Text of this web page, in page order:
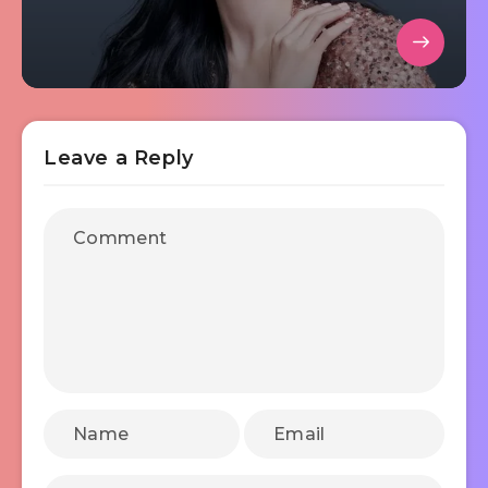
Leave a Reply